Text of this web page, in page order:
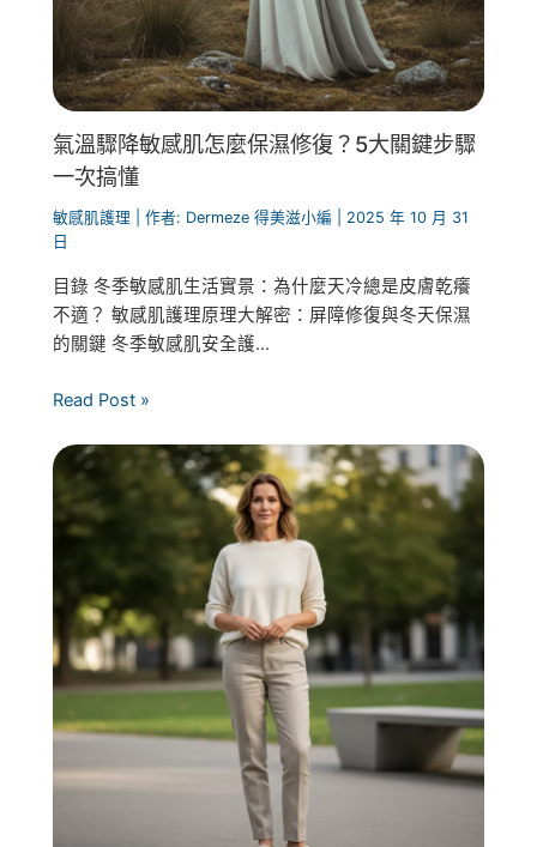
氣溫驟降敏感肌怎麼保濕修復？5大關鍵步驟
一次搞懂
敏感肌護理 | 作者: Dermeze 得美滋小編
2025 年 10 月 31
日
目錄 冬季敏感肌生活實景：為什麼天冷總是皮膚乾癢
不適？ 敏感肌護理原理大解密：屏障修復與冬天保濕
的關鍵 冬季敏感肌安全護...
Read Post »